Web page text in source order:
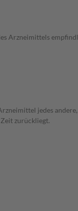
Arzneimittels
jedes
zurückliegt.